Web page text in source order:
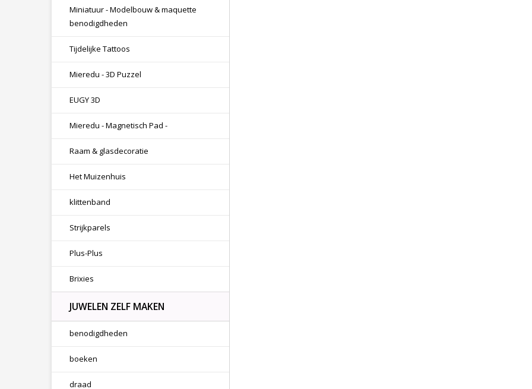
Miniatuur - Modelbouw & maquette
benodigdheden
Tijdelijke Tattoos
Mieredu - 3D Puzzel
EUGY 3D
Mieredu - Magnetisch Pad -
Raam & glasdecoratie
Het Muizenhuis
klittenband
Strijkparels
Plus-Plus
Brixies
JUWELEN ZELF MAKEN
benodigdheden
boeken
draad